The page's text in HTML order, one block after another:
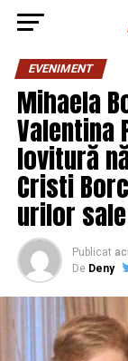
EVENIMENT
Mihaela
Valentina
lovitură
Cristi
urilor sale
Publicat
De Deny